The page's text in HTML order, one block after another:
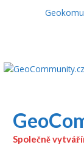
Společně